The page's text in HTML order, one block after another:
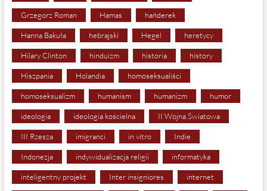
Grzegorz Roman Hamas hańderek
Hanna Bakuła hebrajski Hegel heretycy
Hilary Clinton hinduizm historia history
Hiszpania Holandia homoseksualiści
homoseksualizm humanism humanizm humor
ideologia ideologia kościelna II Wojna Światowa
III Rzesza imigranci in vitro Indie
Indonezja indywidualizacja religii informatyka
inteligentny projekt Inter insigniores internet